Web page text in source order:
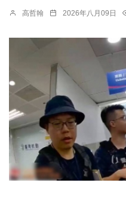
高哲翰 2026年八月09日